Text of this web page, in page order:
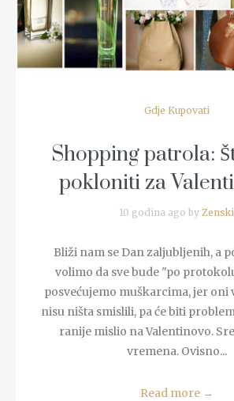
Gdje Kupovati
Shopping patrola:
pokloniti za
10 godina ago by Zenski
Bliži nam se Dan zaljubljenih, a
volimo da sve bude "po
posvećujemo muškarcima, jer oni
nisu ništa smislili, pa će biti
ranije mislio na Valentinovo.
vremena. Ovisno...
Read more →